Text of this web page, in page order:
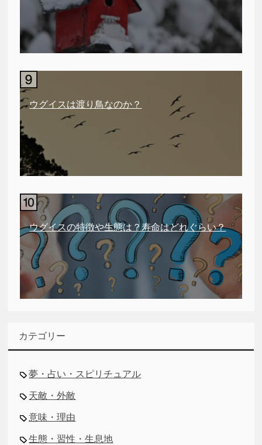
ウグイスは渡り鳥なのか？
ウグイスの特徴や生態は？寿命はどれぐらい？
カテゴリー
夢・占い・スピリチュアル
天敵・外敵
意味・理由
生態・習性・生息地